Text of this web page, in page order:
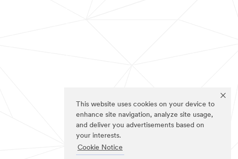
This website uses cookies on your device to
enhance site navigation, analyze site usage,
and deliver you advertisements based on
your interests.
Cookie Notice